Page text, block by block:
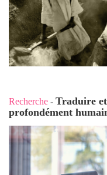
Recherche - Traduire
profondément